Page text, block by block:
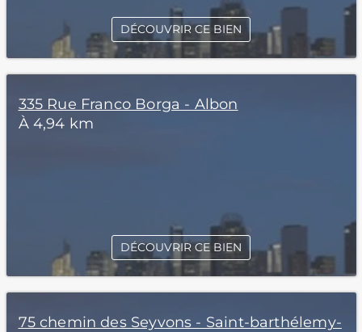
DÉCOUVRIR CE BIEN
335 Rue Franco Borga - Albon
À 4,94 km
DÉCOUVRIR CE BIEN
75 chemin des Seyvons - Saint-barthélemy-